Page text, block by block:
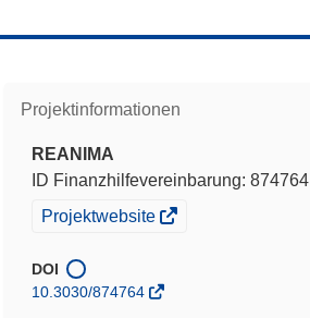
Projektinformationen
REANIMA
ID Finanzhilfevereinbarung: 874764
(öffnet
Fenster)
Projektwebsite
DOI
10.3030/874764